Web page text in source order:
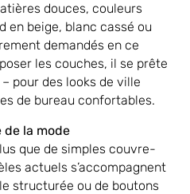
douces, couleurs
en beige, blanc cassé ou
demandés en ce
les couches, il se prête
pour des looks de ville
de bureau confortables.
de la mode
que de simples couvre-
actuels s’accompagnent
structurée ou de boutons